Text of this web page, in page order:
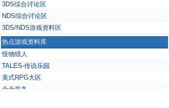
3DS综合讨论区
NDS综合讨论区
3DS/NDS游戏资料区
热点游戏资料库
怪物猎人
TALES-传说乐园
美式RPG大区
合金装备